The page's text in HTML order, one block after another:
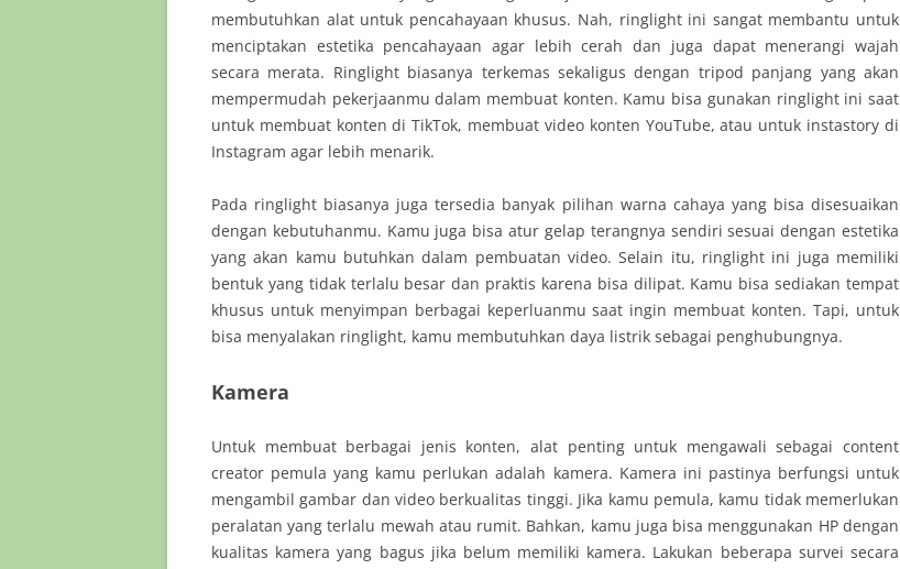
membutuhkan alat untuk pencahayaan khusus. Nah, ringlight ini sangat membantu untuk
menciptakan estetika pencahayaan agar lebih cerah dan juga dapat menerangi wajah
secara merata. Ringlight biasanya terkemas sekaligus dengan tripod panjang yang akan
mempermudah pekerjaanmu dalam membuat konten. Kamu bisa gunakan ringlight ini saat
untuk membuat konten di TikTok, membuat video konten YouTube, atau untuk instastory di
Instagram agar lebih menarik.
Pada ringlight biasanya juga tersedia banyak pilihan warna cahaya yang bisa disesuaikan
dengan kebutuhanmu. Kamu juga bisa atur gelap terangnya sendiri sesuai dengan estetika
yang akan kamu butuhkan dalam pembuatan video. Selain itu, ringlight ini juga memiliki
bentuk yang tidak terlalu besar dan praktis karena bisa dilipat. Kamu bisa sediakan tempat
khusus untuk menyimpan berbagai keperluanmu saat ingin membuat konten. Tapi, untuk
bisa menyalakan ringlight, kamu membutuhkan daya listrik sebagai penghubungnya.
Kamera
Untuk membuat berbagai jenis konten, alat penting untuk mengawali sebagai content
creator pemula yang kamu perlukan adalah kamera. Kamera ini pastinya berfungsi untuk
mengambil gambar dan video berkualitas tinggi. Jika kamu pemula, kamu tidak memerlukan
peralatan yang terlalu mewah atau rumit. Bahkan, kamu juga bisa menggunakan HP dengan
kualitas kamera yang bagus jika belum memiliki kamera. Lakukan beberapa survei secara